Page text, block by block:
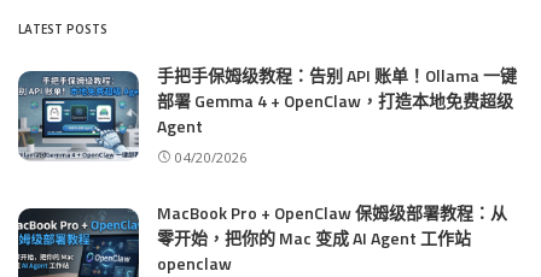
LATEST POSTS
手把手保姆级教程：告别 API 账单！Ollama 一键
部署 Gemma 4 + OpenClaw，打造本地免费超级
Agent
04/20/2026
MacBook Pro + OpenClaw 保姆级部署教程：从
零开始，把你的 Mac 变成 AI Agent 工作站
openclaw